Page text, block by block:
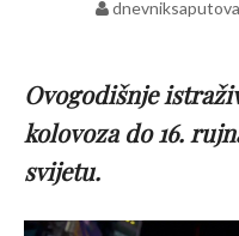
Ovogodišnje
kolovoza do 16.
svijetu.